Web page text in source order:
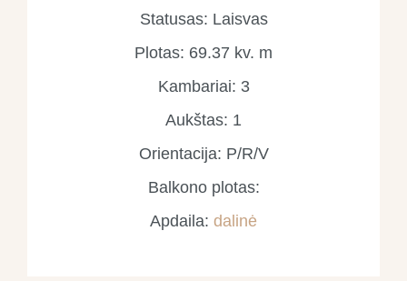
Statusas: Laisvas
Plotas: 69.37 kv. m
Kambariai: 3
Aukštas: 1
Orientacija: P/R/V
Balkono plotas:
Apdaila: dalinė